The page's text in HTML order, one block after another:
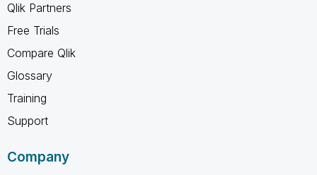
Qlik Partners
Free Trials
Compare Qlik
Glossary
Training
Support
Company